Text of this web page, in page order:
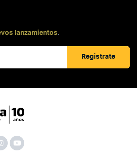
lanzamientos.
Registrate